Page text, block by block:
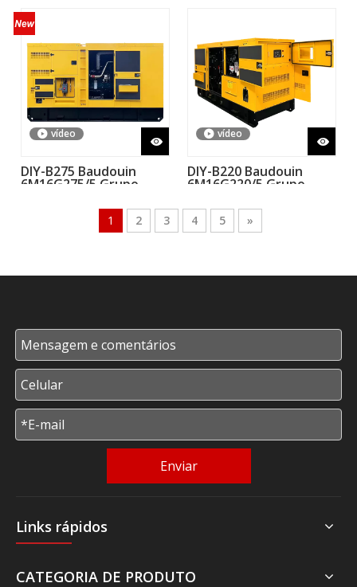
com motor China
Ricardo
vídeo
DIY-B275 Baudouin
6M16G275/5 Grupo
vídeo
DIY-B220 Baudouin
6M16G220/5 Grupo
160kW
1 2 3 4 5 »
Enviar
Links rápidos
CATEGORIA DE PRODUTO